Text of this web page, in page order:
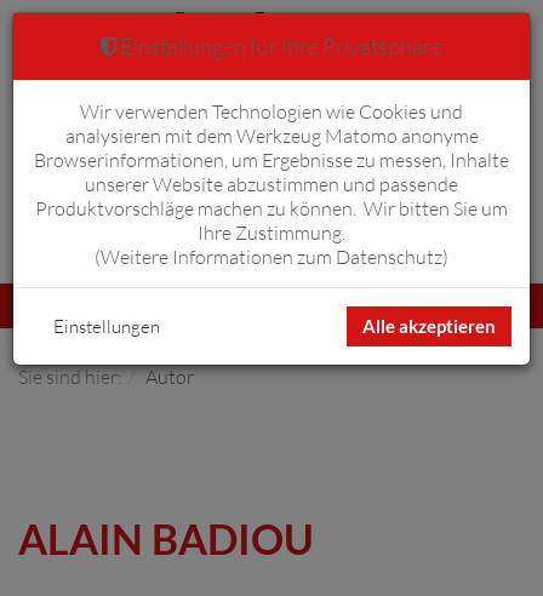
Anmelden Warenkorb 0
umschalten
Sie sind hier: Autor
ALAIN BADIOU
Einstellungen für Ihre Privatsphäre
Wir verwenden Technologien wie Cookies und
analysieren mit dem Werkzeug Matomo anonyme
Browserinformationen, um Ergebnisse zu messen, Inhalte
unserer Website abzustimmen und passende
Produktvorschläge machen zu können. Wir bitten Sie um
Ihre Zustimmung.
(Weitere Informationen zum Datenschutz)
Alle akzeptieren
Einstellungen